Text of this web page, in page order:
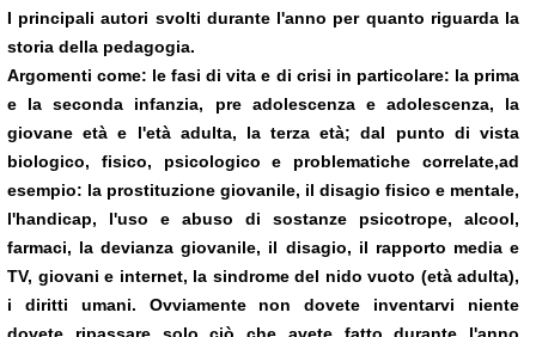
I principali autori svolti durante l'anno per quanto riguarda la
storia della pedagogia.
Argomenti come: le fasi di vita e di crisi in particolare: la prima
e la seconda infanzia, pre adolescenza e adolescenza, la
giovane età e l'età adulta, la terza età; dal punto di vista
biologico, fisico, psicologico e problematiche correlate,ad
esempio: la prostituzione giovanile, il disagio fisico e mentale,
l'handicap, l'uso e abuso di sostanze psicotrope, alcool,
farmaci, la devianza giovanile, il disagio, il rapporto media e
TV, giovani e internet, la sindrome del nido vuoto (età adulta),
i diritti umani. Ovviamente non dovete inventarvi niente
dovete ripassare solo ciò che avete fatto durante l'anno